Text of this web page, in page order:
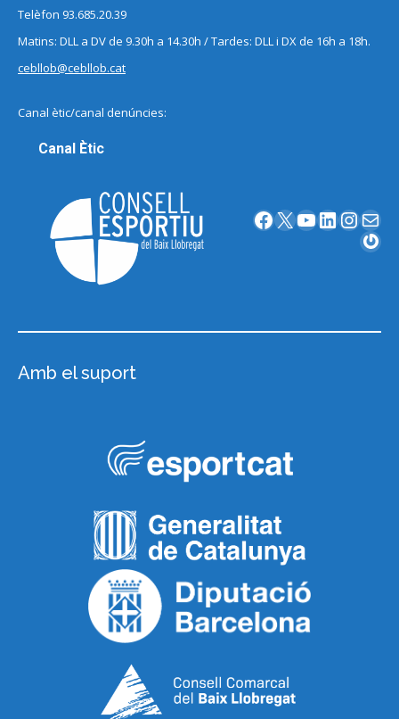
Telèfon 93.685.20.39
Matins: DLL a DV de 9.30h a 14.30h / Tardes: DLL i DX de 16h a 18h.
cebllob@cebllob.cat
Canal ètic/canal denúncies:
Canal Ètic
Facebook X YouTube LinkedIn InstagramCorreu electrònic
Gravatar
Amb el suport